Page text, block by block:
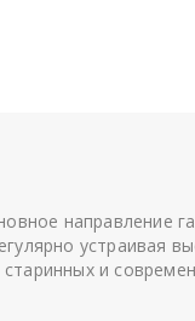
направление
устраивая
и